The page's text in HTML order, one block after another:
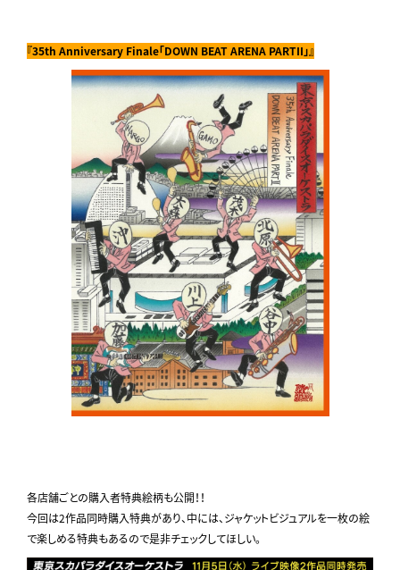
『35th Anniversary Finale「DOWN BEAT ARENA PARTII」』
各店舗ごとの購入者特典絵柄も公開！！
今回は2作品同時購入特典があり、中には、ジャケットビジュアルを一枚の絵
で楽しめる特典もあるので是非チェックしてほしい。